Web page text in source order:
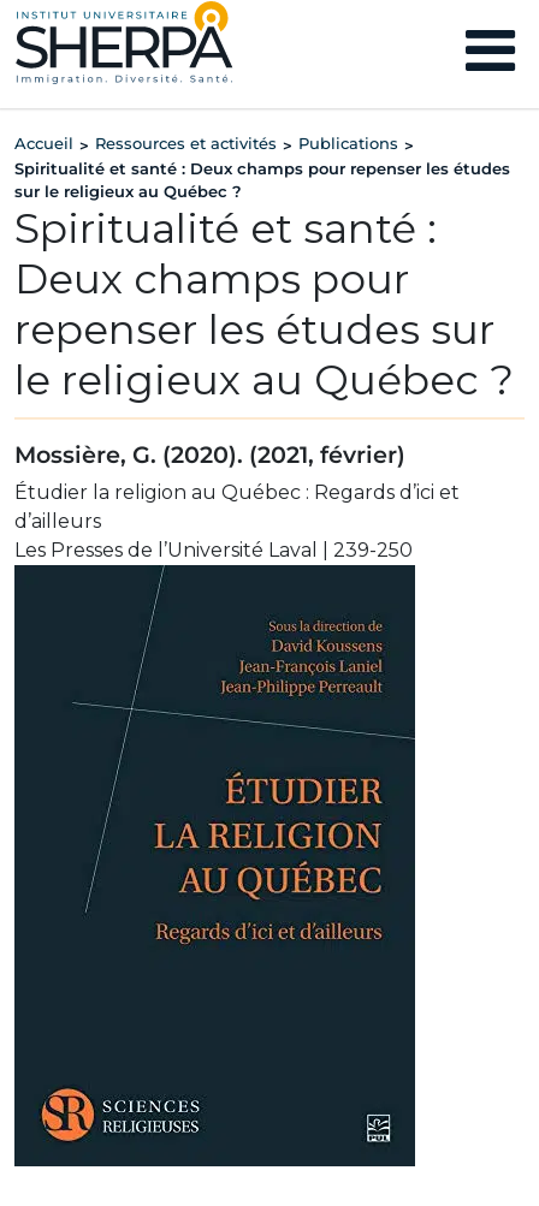
Accueil > Ressources et activités > Publications >
Spiritualité et santé : Deux champs pour repenser les études
sur le religieux au Québec ?
Spiritualité et santé :
Deux champs pour
repenser les études sur
le religieux au Québec ?
Mossière, G. (2020). (2021, février)
Étudier la religion au Québec : Regards d’ici et
d’ailleurs
Les Presses de l’Université Laval | 239-250